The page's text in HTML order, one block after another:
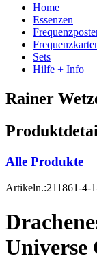
Home
Essenzen
Sets
Hilfe + Info
Rainer
Alle Produkte
Artikeln.:211861-4-
Universe